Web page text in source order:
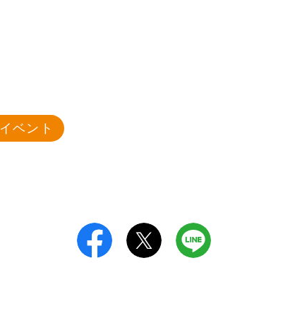
イベント